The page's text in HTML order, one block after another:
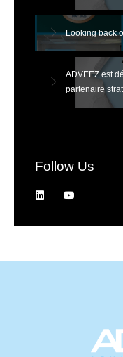
Looking back
ADVEEZ est
partenaire
Follow Us